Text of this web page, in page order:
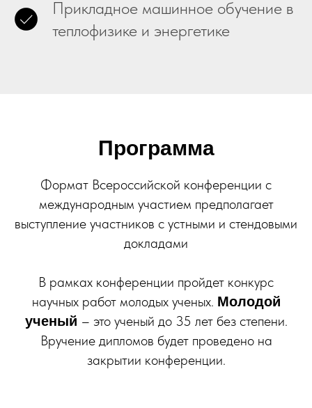
Прикладное машинное обучение в
теплофизике и энергетике
Программа
Формат Всероссийской конференции с
международным участием предполагает
выступление участников с устными и стендовыми
докладами
В рамках конференции пройдет конкурс
научных работ молодых ученых. Молодой
ученый – это ученый до 35 лет без степени.
Вручение дипломов будет проведено на
закрытии конференции.